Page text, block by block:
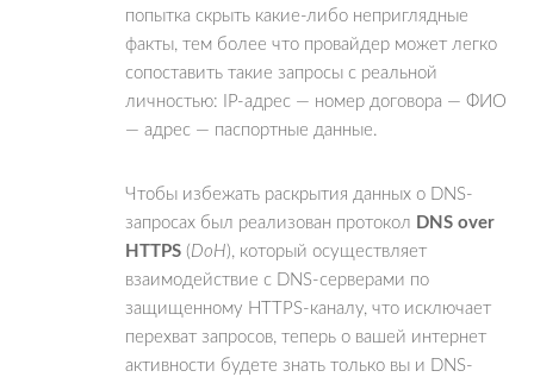
попытка скрыть какие-либо неприглядные
факты, тем более что провайдер может легко
сопоставить такие запросы с реальной
личностью: IP-адрес — номер договора — ФИО
— адрес — паспортные данные.
Чтобы избежать раскрытия данных о DNS-
запросах был реализован протокол DNS over
HTTPS (DoH), который осуществляет
взаимодействие с DNS-серверами по
защищенному HTTPS-каналу, что исключает
перехват запросов, теперь о вашей интернет
активности будете знать только вы и DNS-